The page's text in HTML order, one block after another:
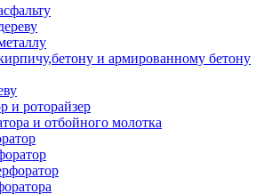
и армированному бетону
и роторайзер
и отбойного молотка